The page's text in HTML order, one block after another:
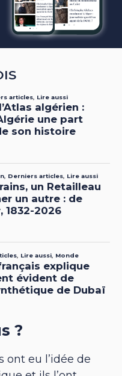
?
ont eu l’idée de